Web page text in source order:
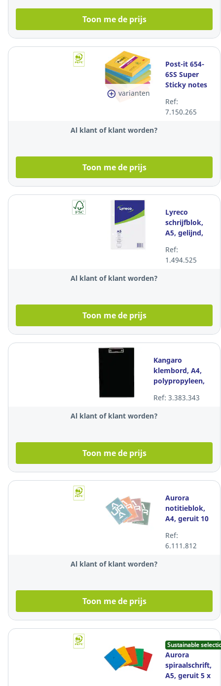
Toon me de prijs
varianten
Post-it 654-
6SS Super
Sticky notes
kleuren - pak
van 6
Ref:
7.150.265
Al klant of klant worden?
Toon me de prijs
Lyreco
schrijfblok,
A5, gelijnd,
gelijmd, 80
vellen
Ref:
1.494.525
Al klant of klant worden?
Toon me de prijs
Kangaro
klembord, A4,
polypropyleen,
Ref: 3.383.343
Al klant of klant worden?
Toon me de prijs
Aurora
notitieblok,
A4, geruit 10
vellen
Ref:
6.111.812
Al klant of klant worden?
Toon me de prijs
Sustainable
Aurora
spiraalschrift,
A5, geruit 5 x